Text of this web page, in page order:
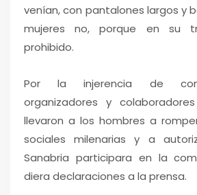
venían, con pantalones largos y
mujeres no, porque en su
prohibido.
Por la injerencia de
organizadores y
llevaron a los hombres a
sociales milenarias y a
Sanabria participara en la
diera declaraciones a la prensa.